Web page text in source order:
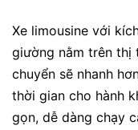
Xe limousine với
giường nằm trên thị
chuyển sẽ nhanh
thời gian cho hành
gọn, dễ dàng chạy